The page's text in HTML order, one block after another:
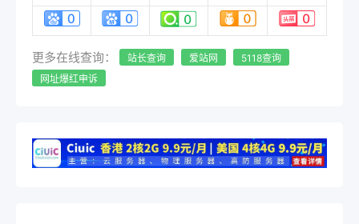
更多在线查询： 站长查询 爱站网
5118查询
网址爆红申诉